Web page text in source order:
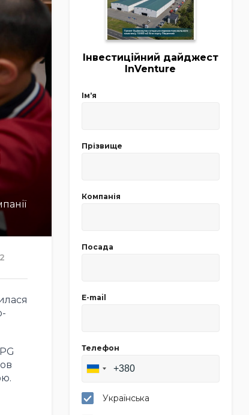
Інвестиційний дайджест
InVenture
Імʼя
Прізвище
Компанія
Посада
E-mail
Телефон
Українська